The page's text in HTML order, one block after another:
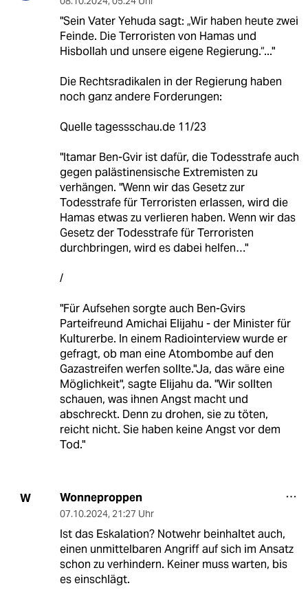
"Sein Vater Yehuda sagt: „Wir haben heute zwei
Feinde. Die Terroristen von Hamas und
Hisbollah und unsere eigene Regierung.“..."
Die Rechtsradikalen in der Regierung haben
noch ganz andere Forderungen:
Quelle tagessschau.de 11/23
"Itamar Ben-Gvir ist dafür, die Todesstrafe auch
gegen palästinensische Extremisten zu
verhängen. "Wenn wir das Gesetz zur
Todesstrafe für Terroristen erlassen, wird die
Hamas etwas zu verlieren haben. Wenn wir das
Gesetz der Todesstrafe für Terroristen
durchbringen, wird es dabei helfen…"
/
"Für Aufsehen sorgte auch Ben-Gvirs
Parteifreund Amichai Elijahu - der Minister für
Kulturerbe. In einem Radiointerview wurde er
gefragt, ob man eine Atombombe auf den
Gazastreifen werfen sollte."Ja, das wäre eine
Möglichkeit", sagte Elijahu da. "Wir sollten
schauen, was ihnen Angst macht und
abschreckt. Denn zu drohen, sie zu töten,
reicht nicht. Sie haben keine Angst vor dem
Tod."
W Wonneproppen
07.10.2024, 21:27 Uhr
Ist das Eskalation? Notwehr beinhaltet auch,
einen unmittelbaren Angriff auf sich im Ansatz
schon zu verhindern. Keiner muss warten, bis
es einschlägt.